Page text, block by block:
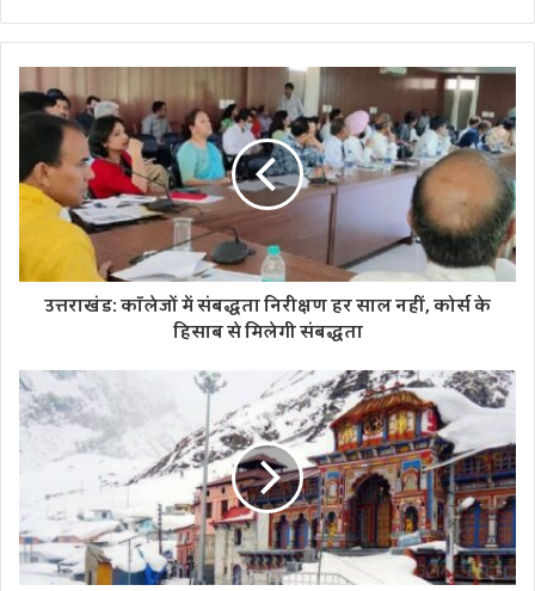
उत्तराखंड: कॉलेजों में संबद्धता निरीक्षण हर साल नहीं, कोर्स के
हिसाब से मिलेगी संबद्धता